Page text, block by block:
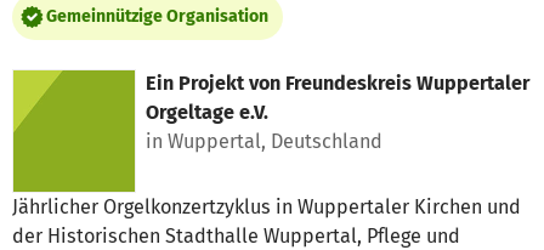
Gemeinnützige Organisation
Ein Projekt von Freundeskreis Wuppertaler
Orgeltage e.V.
in Wuppertal, Deutschland
Jährlicher Orgelkonzertzyklus in Wuppertaler Kirchen und
der Historischen Stadthalle Wuppertal, Pflege und